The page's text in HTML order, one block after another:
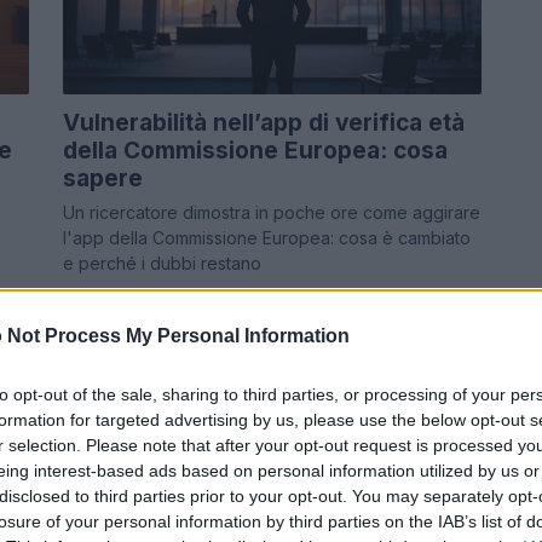
Not Process My Personal Information
opt-out of the sale, sharing to third parties, or processing of your
for targeted advertising by us, please use the below opt-out
selection. Please note that after your opt-out request is processed
interest-based ads based on personal information utilized by us
to third parties prior to your opt-out. You may separately
of your personal information by third parties on the IAB’s list of
Vulnerabilità nell’app di verifica età
della Commissione Europea: cosa
sapere
Un ricercatore dimostra in poche ore come aggirare
l'app della Commissione Europea: cosa è cambiato
e perché i dubbi restano
Emanuele Negri · 25 Apr 2026